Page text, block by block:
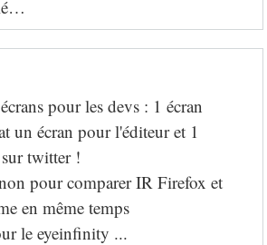
pour les devs : 1 écran
un écran pour l'éditeur et 1
twitter !
pour comparer IR Firefox et
en même temps
le eyeinfinity ...